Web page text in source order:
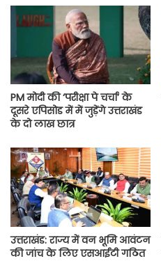
PM मोदी की ‘परीक्षा पे चर्चा’ के
दूसरे एपिसोड में में जुड़ेंगे उत्तराखंड
के दो लाख छात्र
उत्तराखंड: राज्य में वन भूमि आवंटन
की जांच के लिए एसआईटी गठित